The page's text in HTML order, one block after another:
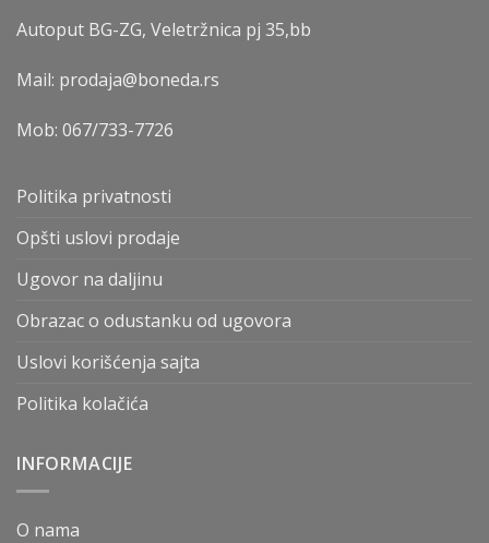
Autoput BG-ZG, Veletržnica pj 35,bb
Mail: prodaja@boneda.rs
Mob: 067/733-7726
Politika privatnosti
Opšti uslovi prodaje
Ugovor na daljinu
Obrazac o odustanku od ugovora
Uslovi korišćenja sajta
Politika kolačića
INFORMACIJE
O nama